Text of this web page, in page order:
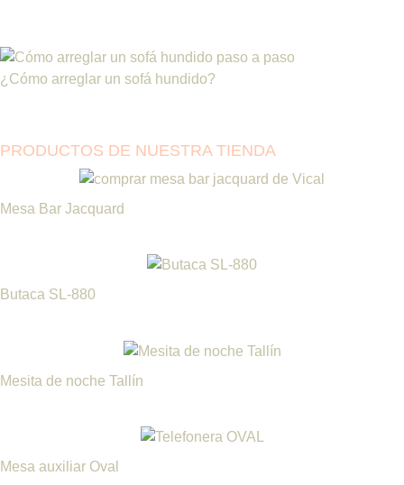
¿Cómo arreglar un sofá hundido?
PRODUCTOS DE NUESTRA TIENDA
Mesa Bar Jacquard
Butaca SL-880
Mesita de noche Tallín
Mesa auxiliar Oval